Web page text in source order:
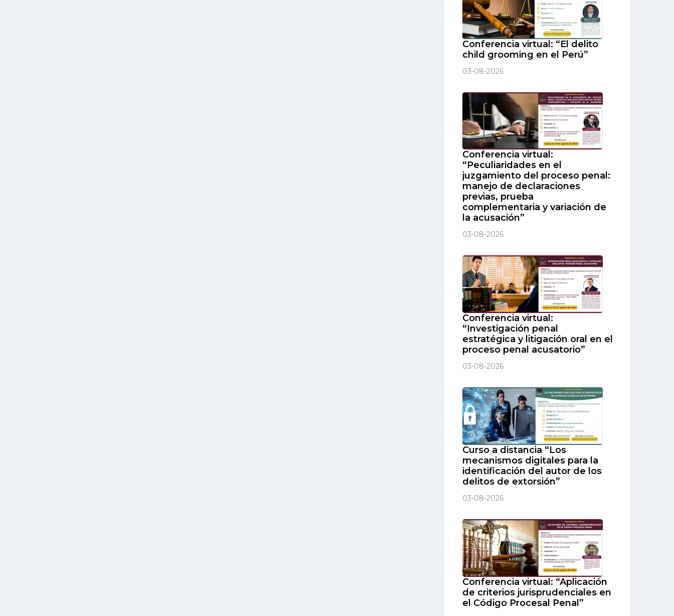
Conferencia virtual: “El delito
child grooming en el Perú”
03-08-2026
Conferencia virtual:
“Peculiaridades en el
juzgamiento del proceso penal:
manejo de declaraciones
previas, prueba
complementaria y variación de
la acusación”
03-08-2026
Conferencia virtual:
“Investigación penal
estratégica y litigación oral en el
proceso penal acusatorio”
03-08-2026
Curso a distancia “Los
mecanismos digitales para la
identificación del autor de los
delitos de extorsión”
03-08-2026
Conferencia virtual: “Aplicación
de criterios jurisprudenciales en
el Código Procesal Penal”